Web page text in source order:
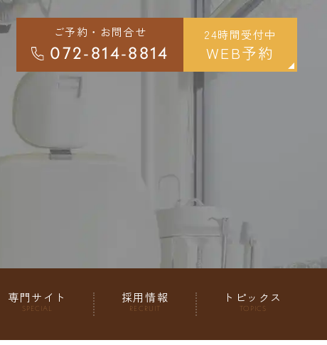
ご予約・お問合せ
072-814-8814
24時間受付中
WEB予約
専門サイト
SPECIAL
採用情報
RECRUIT
トピックス
TOPICS